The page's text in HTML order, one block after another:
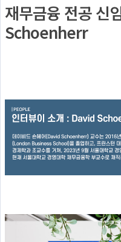
재무금융 전공 신
Schoenherr